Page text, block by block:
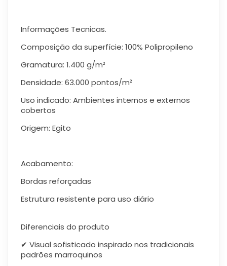
Informações Tecnicas.
Composição da superfície: 100% Polipropileno
Gramatura: 1.400 g/m²
Densidade: 63.000 pontos/m²
Uso indicado: Ambientes internos e externos
cobertos
Origem: Egito
Acabamento:
Bordas reforçadas
Estrutura resistente para uso diário
Diferenciais do produto
✔ Visual sofisticado inspirado nos tradicionais
padrões marroquinos